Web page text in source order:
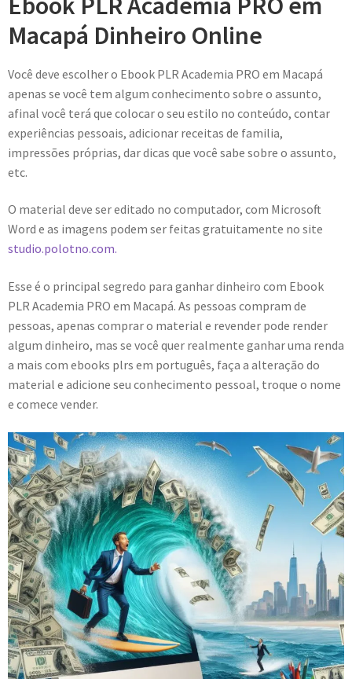
Macapá Dinheiro Online
Você deve escolher o Ebook PLR Academia PRO em Macapá
apenas se você tem algum conhecimento sobre o assunto,
afinal você terá que colocar o seu estilo no conteúdo, contar
experiências pessoais, adicionar receitas de familia,
impressões próprias, dar dicas que você sabe sobre o assunto,
etc.
O material deve ser editado no computador, com Microsoft
Word e as imagens podem ser feitas gratuitamente no site
studio.polotno.com.
Esse é o principal segredo para ganhar dinheiro com Ebook
PLR Academia PRO em Macapá. As pessoas compram de
pessoas, apenas comprar o material e revender pode render
algum dinheiro, mas se você quer realmente ganhar uma renda
a mais com ebooks plrs em português, faça a alteração do
material e adicione seu conhecimento pessoal, troque o nome
e comece vender.